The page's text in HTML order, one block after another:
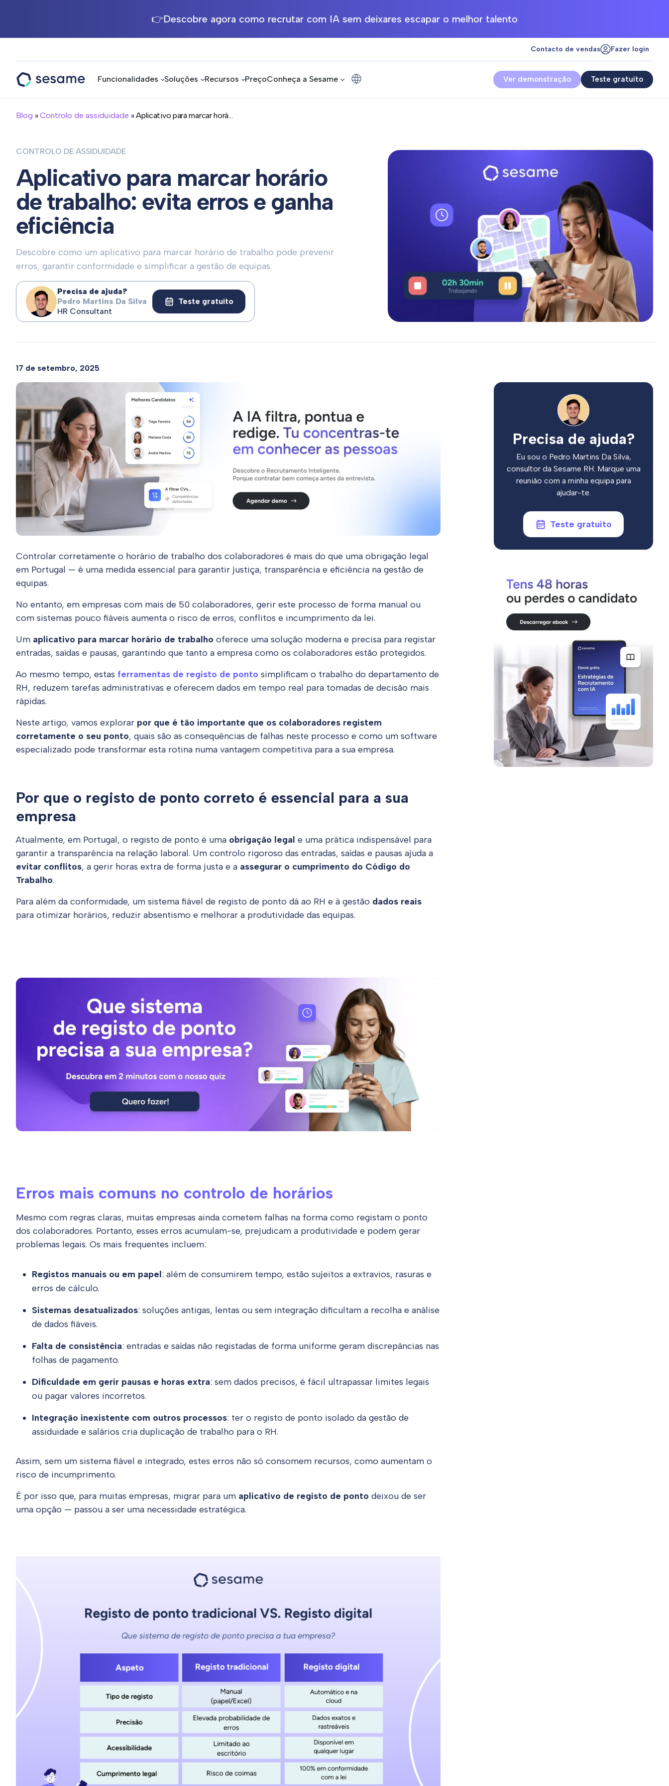
👉Descobre agora como recrutar com IA sem deixares escapar o melhor talento
Contacto de vendas Fazer login
Funcionalidades Soluções Recursos PreçoConheça a Sesame Teste gratuito
Ver demonstração
Blog »Controlo de assiduidade » Aplicativo para marcar horá...
CONTROLO DE ASSIDUIDADE
Aplicativo para marcar horário
de trabalho: evita erros e ganha
eficiência
Descobre como um aplicativo para marcar horário de trabalho pode prevenir
erros, garantir conformidade e simplificar a gestão de equipas.
Precisa de ajuda?
Pedro Martins Da Silva
HR Consultant
Teste gratuito
17 de setembro, 2025
Controlar corretamente o horário de trabalho dos colaboradores é mais do que uma obrigação legal
em Portugal — é uma medida essencial para garantir justiça, transparência e eficiência na gestão de
equipas.
No entanto, em empresas com mais de 50 colaboradores, gerir este processo de forma manual ou
com sistemas pouco fiáveis aumenta o risco de erros, conflitos e incumprimento da lei.
Um aplicativo para marcar horário de trabalho oferece uma solução moderna e precisa para registar
entradas, saídas e pausas, garantindo que tanto a empresa como os colaboradores estão protegidos.
Ao mesmo tempo, estas ferramentas de registo de ponto simplificam o trabalho do departamento de
RH, reduzem tarefas administrativas e oferecem dados em tempo real para tomadas de decisão mais
rápidas.
Neste artigo, vamos explorar por que é tão importante que os colaboradores registem
corretamente o seu ponto, quais são as consequências de falhas neste processo e como um software
especializado pode transformar esta rotina numa vantagem competitiva para a sua empresa.
Por que o registo de ponto correto é essencial para a sua
empresa
Atualmente, em Portugal, o registo de ponto é uma obrigação legal e uma prática indispensável para
garantir a transparência na relação laboral. Um controlo rigoroso das entradas, saídas e pausas ajuda a
evitar conflitos, a gerir horas extra de forma justa e a assegurar o cumprimento do Código do
Trabalho.
Para além da conformidade, um sistema fiável de registo de ponto dá ao RH e à gestão dados reais
para otimizar horários, reduzir absentismo e melhorar a produtividade das equipas.
Erros mais comuns no controlo de horários
Mesmo com regras claras, muitas empresas ainda cometem falhas na forma como registam o ponto
dos colaboradores. Portanto, esses erros acumulam-se, prejudicam a produtividade e podem gerar
problemas legais. Os mais frequentes incluem:
Registos manuais ou em papel: além de consumirem tempo, estão sujeitos a extravios, rasuras e
erros de cálculo.
Sistemas desatualizados: soluções antigas, lentas ou sem integração dificultam a recolha e análise
de dados fiáveis.
Falta de consistência: entradas e saídas não registadas de forma uniforme geram discrepâncias nas
folhas de pagamento.
Dificuldade em gerir pausas e horas extra: sem dados precisos, é fácil ultrapassar limites legais
ou pagar valores incorretos.
Integração inexistente com outros processos: ter o registo de ponto isolado da gestão de
assiduidade e salários cria duplicação de trabalho para o RH.
Assim, sem um sistema fiável e integrado, estes erros não só consomem recursos, como aumentam o
risco de incumprimento.
É por isso que, para muitas empresas, migrar para um aplicativo de registo de ponto deixou de ser
uma opção — passou a ser uma necessidade estratégica.
Precisa de ajuda?
Eu sou o Pedro Martins Da Silva,
consultor da Sesame RH. Marque uma
reunião com a minha equipa para
ajudar-te.
Teste gratuito